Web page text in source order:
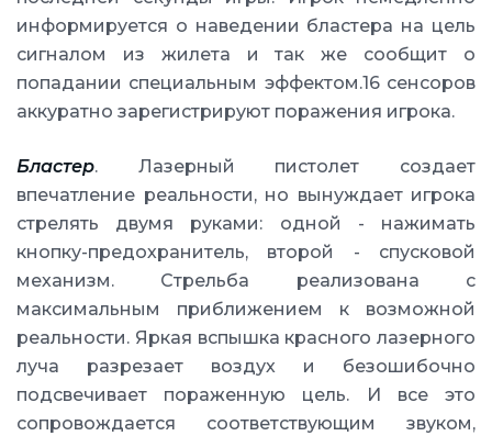
информируется о наведении бластера на цель
сигналом из жилета и так же сообщит о
попадании специальным эффектом.16 сенсоров
аккуратно зарегистрируют поражения игрока.
Бластер. Лазерный пистолет создает
впечатление реальности, но вынуждает игрока
стрелять двумя руками: одной - нажимать
кнопку-предохранитель, второй - спусковой
механизм. Стрельба реализована с
максимальным приближением к возможной
реальности. Яркая вспышка красного лазерного
луча разрезает воздух и безошибочно
подсвечивает пораженную цель. И все это
сопровождается соответствующим звуком,